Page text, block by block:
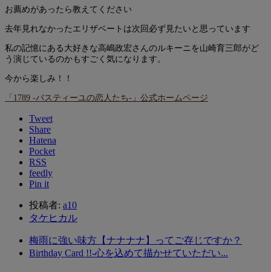
お薦めがあったら教えてください
去年見れなかったエリザベートは次回必ず見たいと思っています
私の記憶にある大好きな高嶋政宏さんのルキーニを山崎育三郎がど
う演じているのかもすごく気になります。
今から楽しみ！！
「1789 -バスティーユの恋人たち-」公式ホームページ
Tweet
Share
Hatena
Pocket
RSS
feedly
Pin it
投稿者: a10
タケヒカル
梅雨に強い味方【ナナナナ】ってご存じですか？
Birthday Card !!-心を込めて描かせていただい...